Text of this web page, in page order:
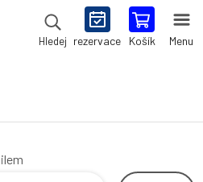
Hledej rezervace Košík Menu